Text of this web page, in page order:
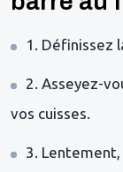
1. Définissez
2. Asseyez-
vos cuisses.
3.